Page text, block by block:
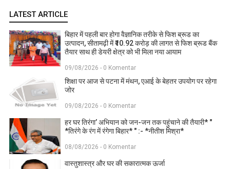
LATEST ARTICLE
बिहार में पहली बार होगा वैज्ञानिक तरीके से फिश ब्रूड का
उत्पादन, सीतामढ़ी में ₹10.92 करोड़ की लागत से फिश ब्रूड बैंक
तैयार साथ ही डेयरी क्षेत्र को भी मिला नया आयाम
09/08/2026 - 0 Komentar
शिक्षा पर आज से पटना में मंथन, एआई के बेहतर उपयोग पर रहेगा
जोर
09/08/2026 - 0 Komentar
हर घर तिरंगा’ अभियान को जन-जन तक पहुंचाने की तैयारी* "
*तिरंगे के रंग में रंगेगा बिहार* " :- *नीतीश मिश्रा*
08/08/2026 - 0 Komentar
वास्तुशास्त्र और घर की सकारात्मक ऊर्जा